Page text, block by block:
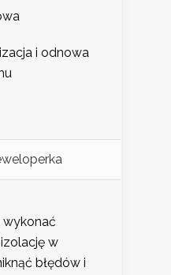
i odnowa
wykonać
w
błędów i